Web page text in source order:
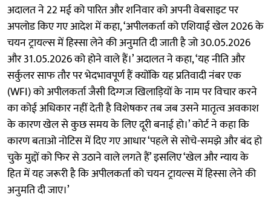
अदालत ने 22 मई को पारित और शनिवार को अपनी वेबसाइट पर
अपलोड किए गए आदेश में कहा, ‘अपीलकर्ता को एशियाई खेल 2026 के
चयन ट्रायल्स में हिस्सा लेने की अनुमति दी जाती है जो 30.05.2026
और 31.05.2026 को होने वाले हैं।’ अदालत ने कहा, ‘यह नीति और
सर्कुलर साफ तौर पर भेदभावपूर्ण हैं क्योंकि यह प्रतिवादी नंबर एक
(WFI) को अपीलकर्ता जैसी दिग्गज खिलाड़ियों के नाम पर विचार करने
का कोई अधिकार नहीं देती है विशेषकर तब जब उसने मातृत्व अवकाश
के कारण खेल से कुछ समय के लिए दूरी बनाई हो।’ कोर्ट ने कहा कि
कारण बताओ नोटिस में दिए गए आधार ‘पहले से सोचे-समझे और बंद हो
चुके मुद्दों को फिर से उठाने वाले लगते हैं’ इसलिए ‘खेल और न्याय के
हित में यह जरूरी है कि अपीलकर्ता को चयन ट्रायल्स में हिस्सा लेने की
अनुमति दी जाए।’